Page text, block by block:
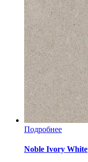
Подробнее
Noble Ivory White